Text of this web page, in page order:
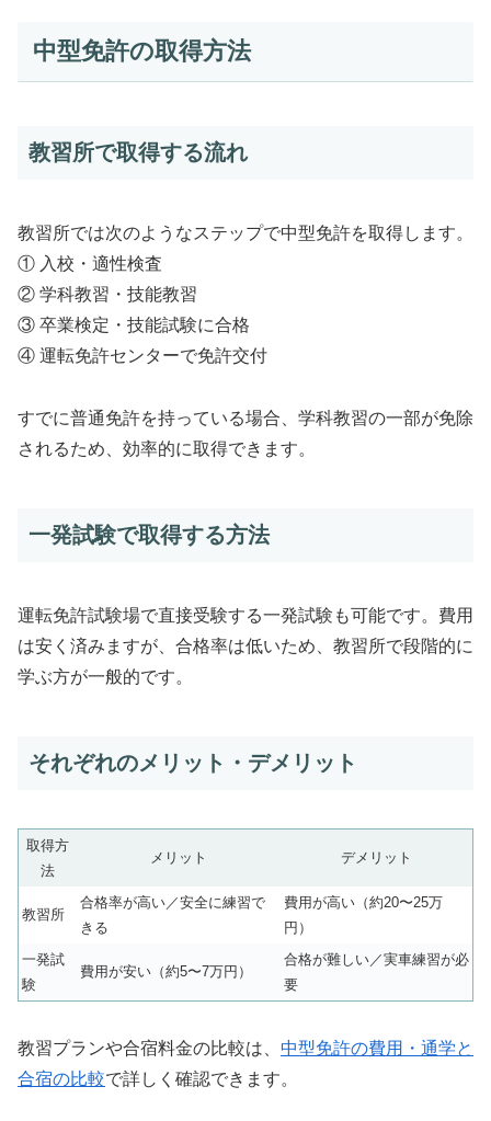
中型免許の取得方法
教習所で取得する流れ
教習所では次のようなステップで中型免許を取得します。
① 入校・適性検査
② 学科教習・技能教習
③ 卒業検定・技能試験に合格
④ 運転免許センターで免許交付
すでに普通免許を持っている場合、学科教習の一部が免除
されるため、効率的に取得できます。
一発試験で取得する方法
運転免許試験場で直接受験する一発試験も可能です。費用
は安く済みますが、合格率は低いため、教習所で段階的に
学ぶ方が一般的です。
それぞれのメリット・デメリット
取得方
法
メリット デメリット
教習所
合格率が高い／安全に練習で
きる
費用が高い（約20〜25万
円）
一発試
験
費用が安い（約5〜7万円）
合格が難しい／実車練習が必
要
教習プランや合宿料金の比較は、 中型免許の費用・通学と
合宿の比較で詳しく確認できます。